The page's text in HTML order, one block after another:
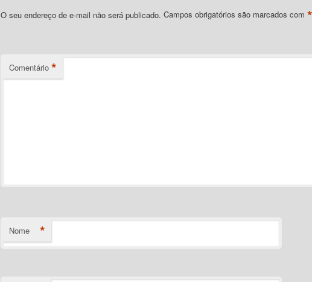
O seu endereço de e-mail não será publicado. Campos obrigatórios são marcados com *
Comentário *
Nome *